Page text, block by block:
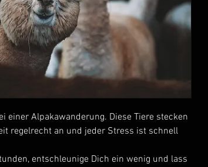
einer Alpakawanderung. Diese Tiere stecken
regelrecht an und jeder Stress ist schnell
entschleunige Dich ein wenig und lass